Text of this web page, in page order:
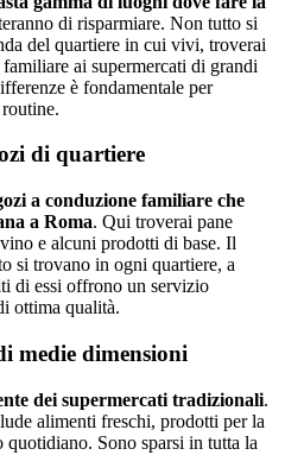
di risparmiare. Non tutto si
del quartiere in cui vivi, troverai
ai supermercati di grandi
è fondamentale per
di quartiere
a conduzione familiare che
a Roma. Qui troverai pane
e alcuni prodotti di base. Il
si trovano in ogni quartiere, a
di essi offrono un servizio
ottima qualità.
medie dimensioni
dei supermercati tradizionali.
alimenti freschi, prodotti per la
Sono sparsi in tutta la